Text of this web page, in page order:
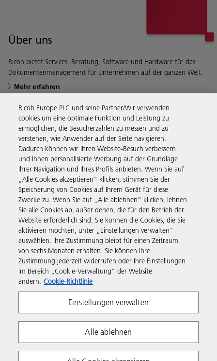
Über uns
Ricoh bietet Services, Beratung, Software und Hardware für das
Dokumentenmanagement für Unternehmen auf der ganzen Welt.
Mehr erfahren
Business Solutions
Produkte & Services
Support & Kontakt
Informationen
Folgen Sie uns
Impressum
Datenschutzhinweis
Ricoh Europe PLC und seine Partner/Wir verwenden
cookies um eine optimale Funktion und Leistung zu
ermöglichen, die Besucherzahlen zu messen und zu
verstehen, wie Anwender auf der Seite navigieren.
Dadurch können wir Ihren Website-Besuch verbessern
und Ihnen personalisierte Werbung auf der Grundlage
Ihrer Navigation und Ihres Profils anbieten. Wenn Sie auf
„Alle Cookies akzeptieren“ klicken, stimmen Sie der
Speicherung von Cookies auf Ihrem Gerät für diese
Zwecke zu. Wenn Sie auf „Alle ablehnen“ klicken, lehnen
Sie alle Cookies ab, außer denen, die für den Betrieb der
Website erforderlich sind. Sie können die Cookies, die Sie
aktivieren möchten, unter „Einstellungen verwalten“
auswählen. Ihre Zustimmung bleibt für einen Zeitraum
von sechs Monaten erhalten. Sie können Ihre
Zustimmung jederzeit widerrufen oder Ihre Einstellungen
im Bereich „Cookie-Verwaltung“ der Website
ändern. Cookie-Richtlinie
Einstellungen verwalten
Alle ablehnen